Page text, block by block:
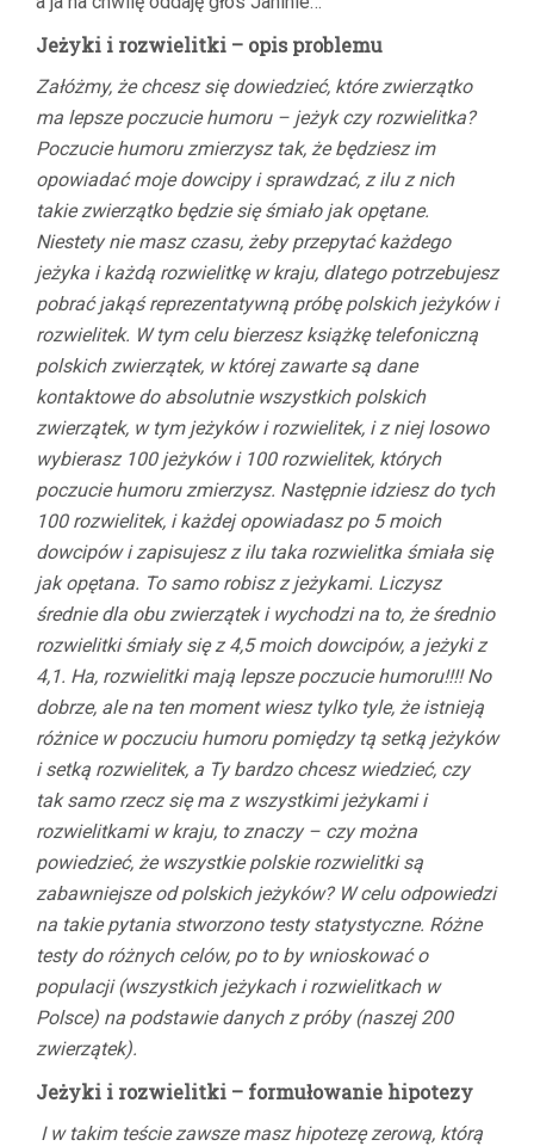
Jeżyki i rozwielitki – opis problemu
Załóżmy, że chcesz się dowiedzieć, które zwierzątko
ma lepsze poczucie humoru – jeżyk czy rozwielitka?
Poczucie humoru zmierzysz tak, że będziesz im
opowiadać moje dowcipy i sprawdzać, z ilu z nich
takie zwierzątko będzie się śmiało jak opętane.
Niestety nie masz czasu, żeby przepytać każdego
jeżyka i każdą rozwielitkę w kraju, dlatego potrzebujesz
pobrać jakąś reprezentatywną próbę polskich jeżyków i
rozwielitek. W tym celu bierzesz książkę telefoniczną
polskich zwierzątek, w której zawarte są dane
kontaktowe do absolutnie wszystkich polskich
zwierzątek, w tym jeżyków i rozwielitek, i z niej losowo
wybierasz 100 jeżyków i 100 rozwielitek, których
poczucie humoru zmierzysz. Następnie idziesz do tych
100 rozwielitek, i każdej opowiadasz po 5 moich
dowcipów i zapisujesz z ilu taka rozwielitka śmiała się
jak opętana. To samo robisz z jeżykami. Liczysz
średnie dla obu zwierzątek i wychodzi na to, że średnio
rozwielitki śmiały się z 4,5 moich dowcipów, a jeżyki z
4,1. Ha, rozwielitki mają lepsze poczucie humoru!!!!No
dobrze, ale na ten moment wiesz tylko tyle, że istnieją
różnice w poczuciu humoru pomiędzy tą setką jeżyków
i setką rozwielitek, a Ty bardzo chcesz wiedzieć, czy
tak samo rzecz się ma z wszystkimi jeżykami i
rozwielitkami w kraju, to znaczy – czy można
powiedzieć, że wszystkie polskie rozwielitki są
zabawniejsze od polskich jeżyków? W celu odpowiedzi
na takie pytania stworzono testy statystyczne. Różne
testy do różnych celów, po to by wnioskować o
populacji (wszystkich jeżykach i rozwielitkach w
Polsce) na podstawie danych z próby (naszej 200
zwierzątek).
Jeżyki i rozwielitki – formułowanie hipotezy
I w takim teście zawsze masz hipotezę zerową, którą